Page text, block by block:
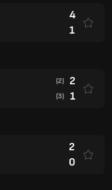
4
1
(2) 2
(3) 1
2
0